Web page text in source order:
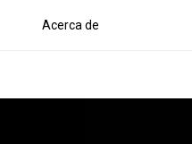
Acerca de